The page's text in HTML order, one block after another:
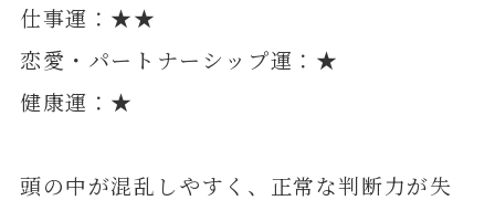
仕事運：★★
恋愛・パートナーシップ運：★
健康運：★
頭の中が混乱しやすく、正常な判断力が失